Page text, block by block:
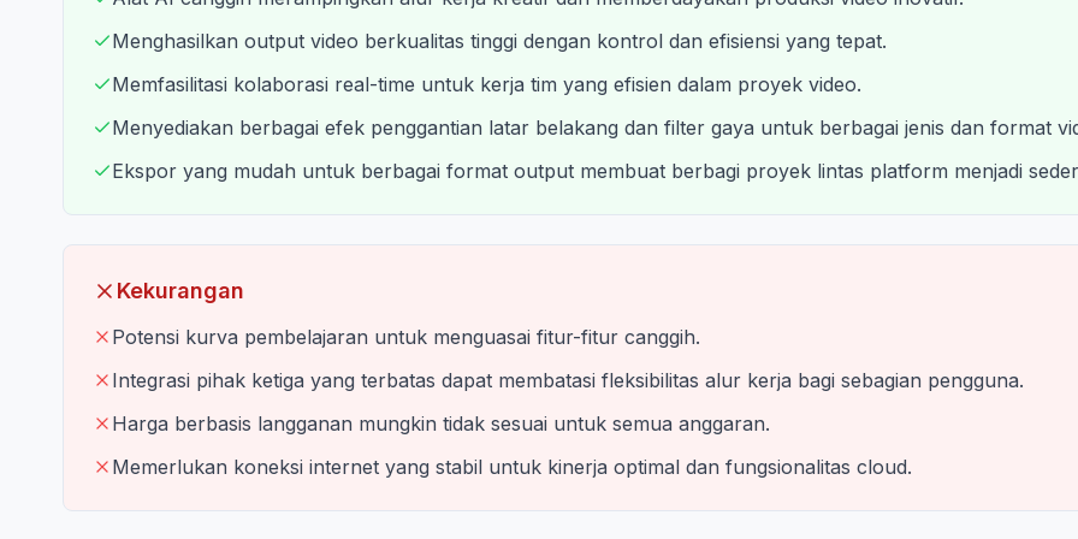
Menghasilkan output video berkualitas tinggi dengan kontrol dan efisiensi yang tepat.
Memfasilitasi kolaborasi real-time untuk kerja tim yang efisien dalam proyek video.
Menyediakan berbagai efek penggantian latar belakang dan filter gaya untuk berbagai jenis dan format
Ekspor yang mudah untuk berbagai format output membuat berbagi proyek lintas platform menjadi
Kekurangan
Potensi kurva pembelajaran untuk menguasai fitur-fitur canggih.
Integrasi pihak ketiga yang terbatas dapat membatasi fleksibilitas alur kerja bagi sebagian pengguna.
Harga berbasis langganan mungkin tidak sesuai untuk semua anggaran.
Memerlukan koneksi internet yang stabil untuk kinerja optimal dan fungsionalitas cloud.